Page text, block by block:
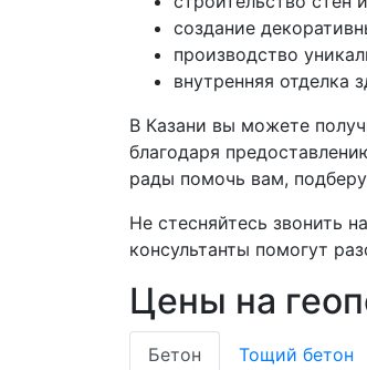
создание
производство
внутренняя отделка
В Казани вы можете
благодаря
рады помочь вам,
Не стесняйтесь звонить
консультанты помогут
Цены на
Бетон Тощий бетон